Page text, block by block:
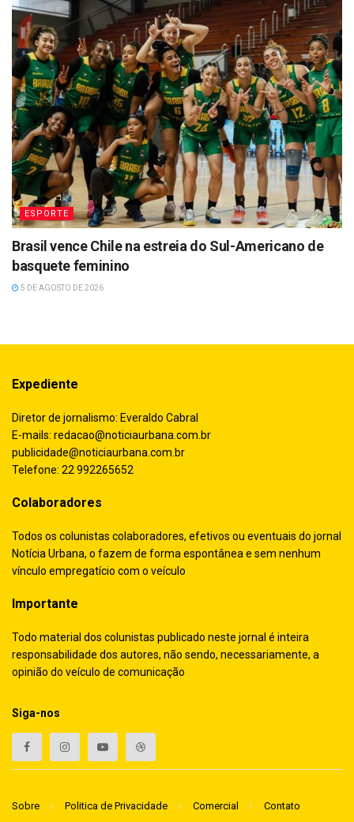
ESPORTE
Brasil vence Chile na estreia do Sul-Americano de
basquete feminino
5 DE AGOSTO DE 2026
Expediente
Diretor de jornalismo: Everaldo Cabral
E-mails: redacao@noticiaurbana.com.br
publicidade@noticiaurbana.com.br
Telefone: 22 992265652
Colaboradores
Todos os colunistas colaboradores, efetivos ou eventuais do jornal
Notícia Urbana, o fazem de forma espontânea e sem nenhum
vínculo empregatício com o veículo
Importante
Todo material dos colunistas publicado neste jornal é inteira
responsabilidade dos autores, não sendo, necessariamente, a
opinião do veículo de comunicação
Siga-nos
Sobre Politica de Privacidade Comercial Contato